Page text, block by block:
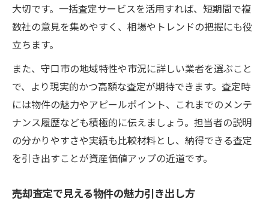
大切です。一括査定サービスを活用すれば、短期間で複
数社の意見を集めやすく、相場やトレンドの把握にも役
立ちます。
また、守口市の地域特性や市況に詳しい業者を選ぶこと
で、より現実的かつ高額な査定が期待できます。査定時
には物件の魅力やアピールポイント、これまでのメンテ
ナンス履歴なども積極的に伝えましょう。担当者の説明
の分かりやすさや実績も比較材料とし、納得できる査定
を引き出すことが資産価値アップの近道です。
売却査定で見える物件の魅力引き出し方